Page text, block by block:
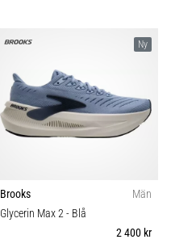
Ny
Brooks
Män
Glycerin Max 2- Blå
2 400 kr